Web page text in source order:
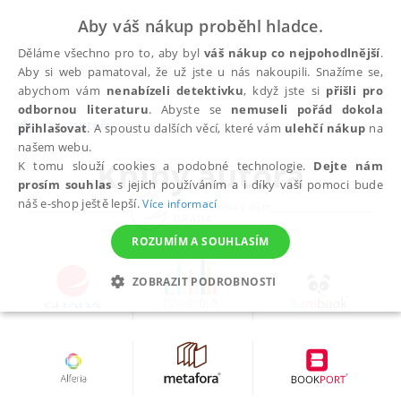
autoři
Knihy autora
Aby váš nákup proběhl hladce.
Děláme všechno pro to, aby bylváš nákup co nejpohodlnější.
Aby si web pamatoval, že už jste u nás nakoupili. Snažíme se,
abychom vám nenabízeli detektivku, když jste si přišli pro
odbornou literaturu. Abyste se nemuseli pořád dokola
přihlašovat. A spoustu dalších věcí, které vám ulehčí nákup na
našem webu.
K tomu slouží cookies a podobné technologie. Dejte nám
prosím souhlas s jejich používáním a i díky vaší pomoci bude
náš e-shop ještě lepší.Více informací
ROZUMÍM A SOUHLASÍM
ZOBRAZIT PODROBNOSTI
NEZBYTNÉ ANALYTICKÉ MARKETINGOVÉ
FUNKČNÍ NEZAŘAZENÉ SOUBORY